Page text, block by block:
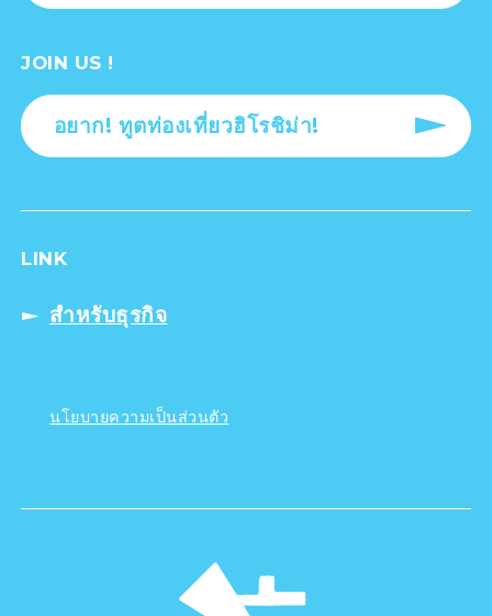
JOIN US !
อยาก! ทูตท่องเที่ยวฮิโรชิม่า!
LINK
สำหรับธุรกิจ
นโยบายความเป็นส่วนตัว